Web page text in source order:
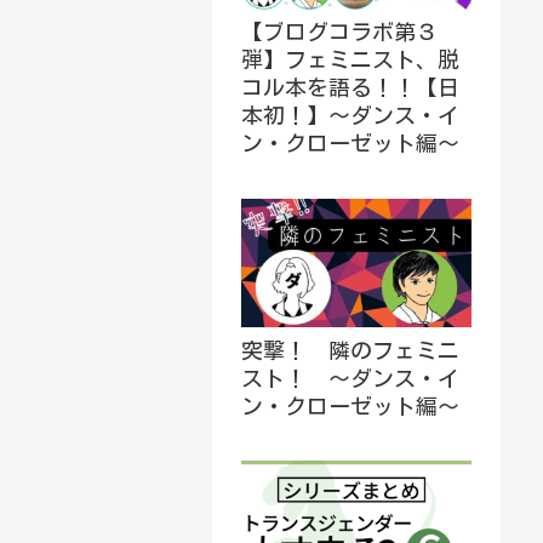
【ブログコラボ第３
弾】フェミニスト、脱
コル本を語る！！【日
本初！】～ダンス・イ
ン・クローゼット編～
突撃！ 隣のフェミニ
スト！ ～ダンス・イ
ン・クローゼット編～